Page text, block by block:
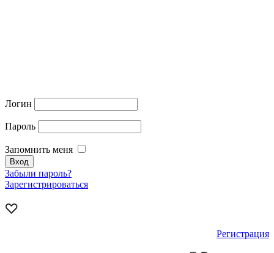
Логин
Пароль
Запомнить меня
Забыли пароль?
Зарегистрироваться
Регистрация